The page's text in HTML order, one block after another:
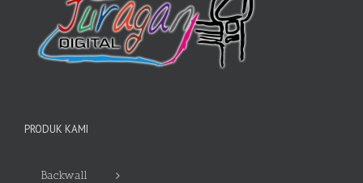
PRODUK KAMI
Backwall